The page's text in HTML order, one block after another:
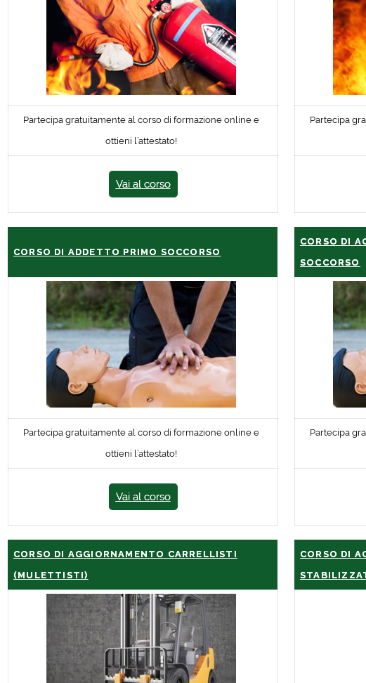
Partecipa gratuitamente al corso di formazione online e
ottieni l’attestato!
Vai al corso
Partecipa
CORSO DI ADDETTO PRIMO SOCCORSO
Partecipa gratuitamente al corso di formazione online e
ottieni l’attestato!
Vai al corso
CORSO DI
SOCCORSO
Partecipa
CORSO DI AGGIORNAMENTO CARRELLISTI
(MULETTISTI)
CORSO DI